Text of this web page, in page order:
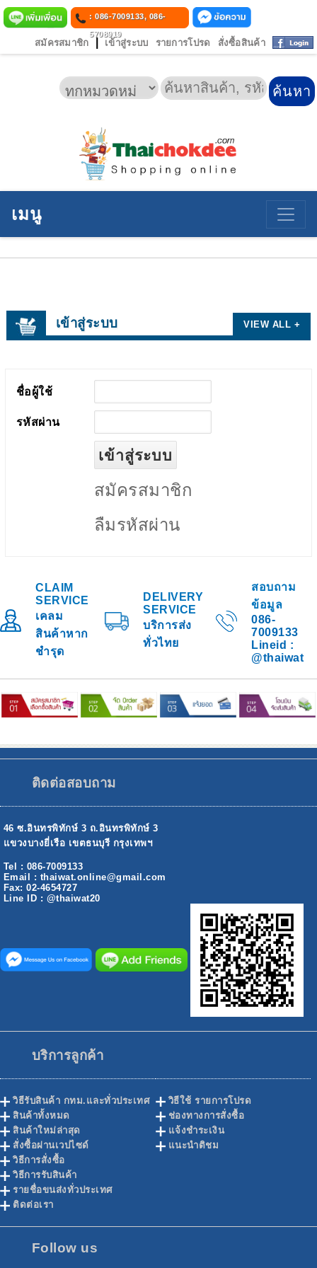
: 086-7009133, 086-
5708919
สมัครสมาชิก เข้าสู่ระบบ รายการโปรด สั่งซื้อสินค้า
เมนู
เข้าสู่ระบบ VIEW ALL +
ชื่อผู้ใช้
รหัสผ่าน
สมัครสมาชิก
ลืมรหัสผ่าน
CLAIM
SERVICE
เคลม
สินค้าหาก
ชำรุด
DELIVERY
SERVICE
บริการส่ง
ทั่วไทย
สอบถาม
ข้อมูล
086-
7009133
Lineid :
@thaiwat
ติดต่อสอบถาม
46 ซ.อินทรพิทักษ์ 3 ถ.อินทรพิทักษ์ 3
แขวงบางยี่เรือ เขตธนบุรี กรุงเทพฯ
Tel : 086-7009133
Email : thaiwat.online@gmail.com
Fax: 02-4654727
Line ID : @thaiwat20
บริการลูกค้า
วิธีรับสินค้า กทม.และทั่วประเทศ
สินค้าทั้งหมด
สินค้าใหม่ล่าสุด
สั่งซื้อผ่านเวปไซด์
วิธีการสั่งซื้อ
วิธีการรับสินค้า
รายชื่อขนส่งทั่วประเทศ
ติดต่อเรา
วิธีใช้ รายการโปรด
ช่องทางการสั่งซื้อ
แจ้งชำระเงิน
แนะนำติชม
Follow us